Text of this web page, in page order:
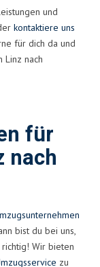
und
kontaktiere uns
für dich da und
Linz nach
für
nach
bist du bei uns,
Wir bieten
zu